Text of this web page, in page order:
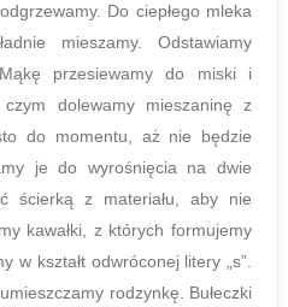
Do ciepłego mleka
mieszamy. Odstawiamy
przesiewamy do miski i
dolewamy mieszaninę z
do momentu, aż nie będzie
je do wyrośnięcia na dwie
ścierką z materiału, aby nie
kawałki, z których formujemy
w kształt odwróconej litery „s”.
rodzynkę. Bułeczki